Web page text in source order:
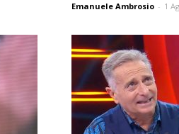
Emanuele Ambrosio - 1